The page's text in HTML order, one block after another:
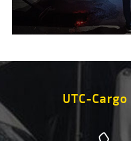
UTC-Cargo